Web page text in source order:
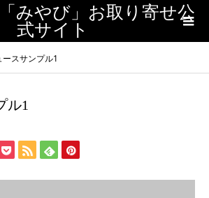
みやび」お取り寄せ公
式サイト
ースサンプル1
ル1